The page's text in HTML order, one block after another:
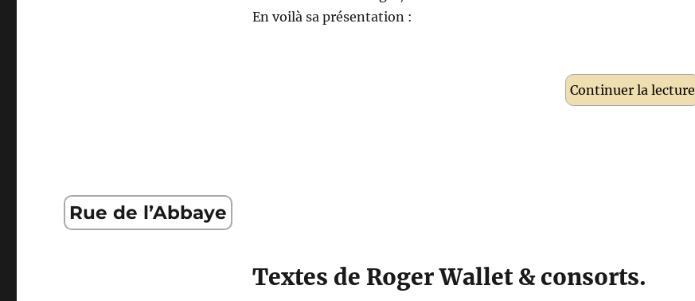
En voilà sa présentation :
Continuer la lecture
Rue de l’Abbaye
Textes de Roger Wallet & consorts.